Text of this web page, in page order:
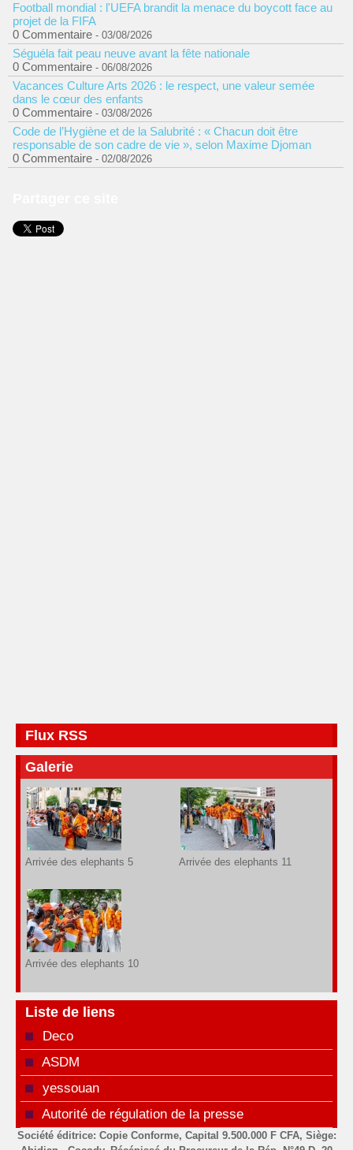
Football mondial : l'UEFA brandit la menace du boycott face au
projet de la FIFA
0 Commentaire - 03/08/2026
Séguéla fait peau neuve avant la fête nationale
0 Commentaire - 06/08/2026
Vacances Culture Arts 2026 : le respect, une valeur semée
dans le cœur des enfants
0 Commentaire - 03/08/2026
Code de l’Hygiène et de la Salubrité : « Chacun doit être
responsable de son cadre de vie », selon Maxime Djoman
0 Commentaire - 02/08/2026
Flux RSS
Galerie
Arrivée des elephants 5 Arrivée des elephants 11
Arrivée des elephants 10
Liste de liens
Deco
ASDM
yessouan
Autorité de régulation de la presse
Société éditrice: Copie Conforme, Capital 9.500.000 F CFA, Siège: